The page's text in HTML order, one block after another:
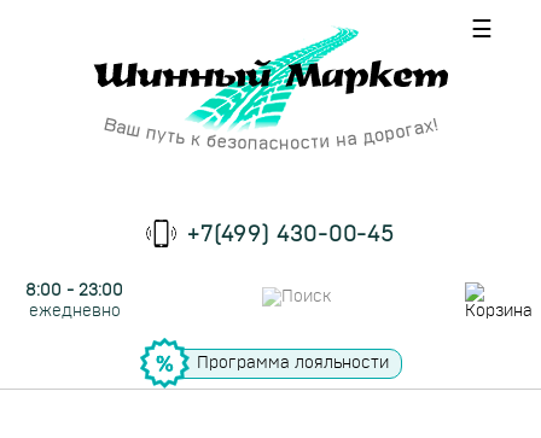
☰
+7(499) 430-00-45
8:00 - 23:00
ежедневно
Программа лояльности